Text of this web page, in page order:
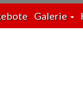
Galerie